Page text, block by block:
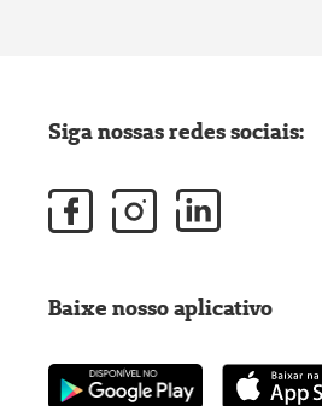
Siga nossas redes sociais:
Baixe nosso aplicativo